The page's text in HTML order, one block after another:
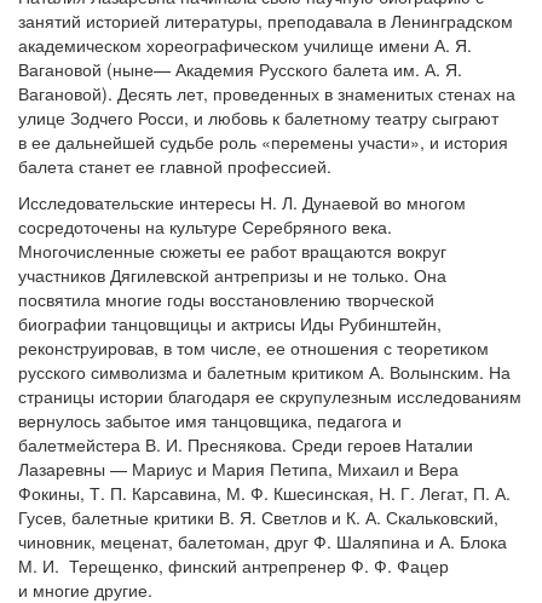
занятий историей литературы, преподавала в Ленинградском
академическом хореографическом училище имени А. Я.
Вагановой (ныне— Академия Русского балета им. А. Я.
Вагановой). Десять лет, проведенных в знаменитых стенах на
улице Зодчего Росси, и любовь к балетному театру сыграют
в ее дальнейшей судьбе роль «перемены участи», и история
балета станет ее главной профессией.
Исследовательские интересы Н. Л. Дунаевой во многом
сосредоточены на культуре Серебряного века.
Многочисленные сюжеты ее работ вращаются вокруг
участников Дягилевской антрепризы и не только. Она
посвятила многие годы восстановлению творческой
биографии танцовщицы и актрисы Иды Рубинштейн,
реконструировав, в том числе, ее отношения с теоретиком
русского символизма и балетным критиком А. Волынским. На
страницы истории благодаря ее скрупулезным исследованиям
вернулось забытое имя танцовщика, педагога и
балетмейстера В. И. Преснякова. Среди героев Наталии
Лазаревны — Мариус и Мария Петипа, Михаил и Вера
Фокины, Т. П. Карсавина, М. Ф. Кшесинская, Н. Г. Легат, П. А.
Гусев, балетные критики В. Я. Светлов и К. А. Скальковский,
чиновник, меценат, балетоман, друг Ф. Шаляпина и А. Блока
М. И. Терещенко, финский антрепренер Ф. Ф. Фацер
и многие другие.